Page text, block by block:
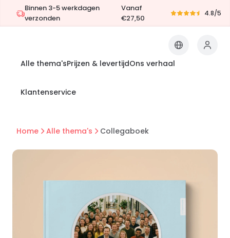
Binnen 3-5 werkdagen
verzonden
Vanaf
€27,50
4.8/5
Alle thema'sPrijzen & levertijdOns verhaal
Klantenservice
Home Alle thema's Collegaboek